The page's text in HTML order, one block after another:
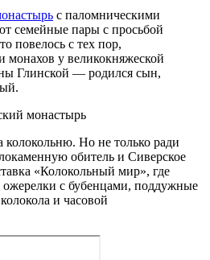
с паломническими
семейные пары с просьбой
повелось с тех пор,
монахов у великокняжеской
Глинской — родился сын,
колокольню. Но не только ради
обитель и Сиверское
«Колокольный мир», где
с бубенцами, поддужные
и часовой